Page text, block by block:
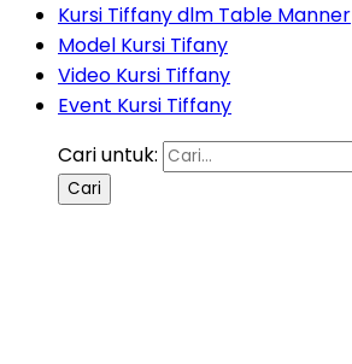
Kursi Tiffany dlm Table Manner
Model Kursi Tifany
Video Kursi Tiffany
Event Kursi Tiffany
Cari untuk: